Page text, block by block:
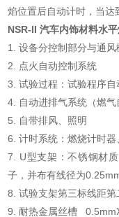
焰位置后自动计时，当达
NSR-II汽车内饰材料水
1. 设备分控制部分与通风
2. 点火自动控制系统
3. 试验过程：试验程序自
4. 自动进排气系统（燃气
5. 自带排风、照明
6. 计时系统：燃烧计时器
7. U型支架：不锈钢材
子，并布有线径为
8. 试验支架第三标线距
9. 耐热金属丝槽